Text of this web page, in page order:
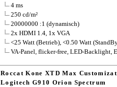
4 ms
250 cd/m²
20000000 :1 (dynamisch)
2x HDMI 1.4, 1x VGA
<25 Watt (Betrieb), <0.50 Watt
VA-Panel, flicker-free, LED-Backlight,
Roccat Kone XTD Max
Logitech G910 Orion Spectrum